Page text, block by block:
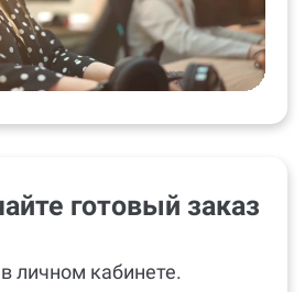
готовый заказ
личном кабинете.